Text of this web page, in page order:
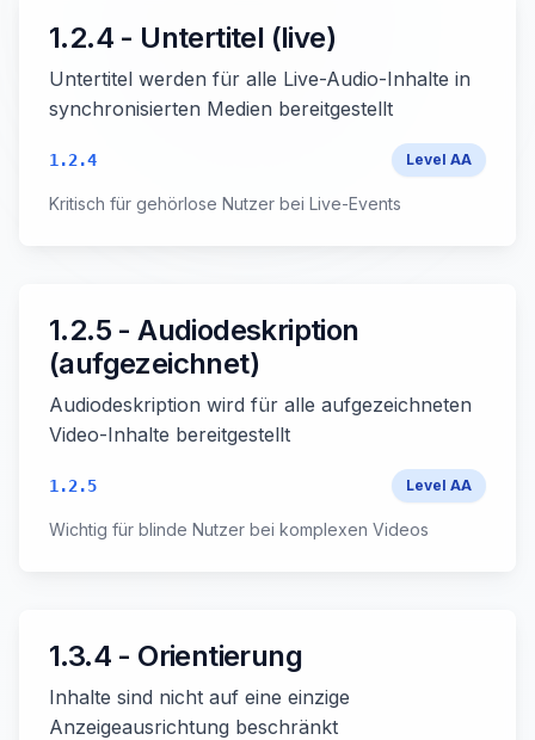
1.2.4 - Untertitel (live)
Untertitel werden für alle Live-Audio-Inhalte in
synchronisierten Medien bereitgestellt
1.2.4 Level AA
Kritisch für gehörlose Nutzer bei Live-Events
1.2.5 - Audiodeskription
(aufgezeichnet)
Audiodeskription wird für alle aufgezeichneten
Video-Inhalte bereitgestellt
1.2.5 Level AA
Wichtig für blinde Nutzer bei komplexen Videos
1.3.4 - Orientierung
Inhalte sind nicht auf eine einzige
Anzeigeausrichtung beschränkt